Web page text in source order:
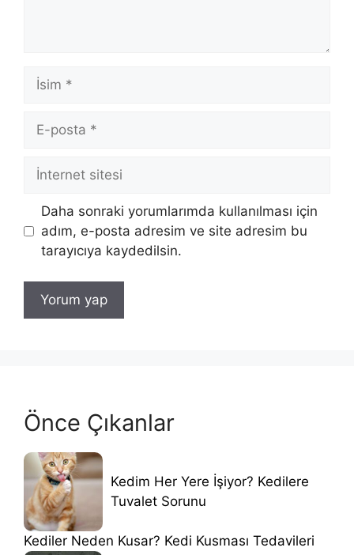
İsim
posta
İnternet
Daha sonraki yorumlarımda kullanılması için
adım, e-posta adresim ve site adresim bu
tarayıcıya kaydedilsin.
Önce Çıkanlar
Kedim Her Yere İşiyor? Kedilere
Tuvalet Sorunu
Kediler Neden Kusar? Kedi Kusması Tedavileri